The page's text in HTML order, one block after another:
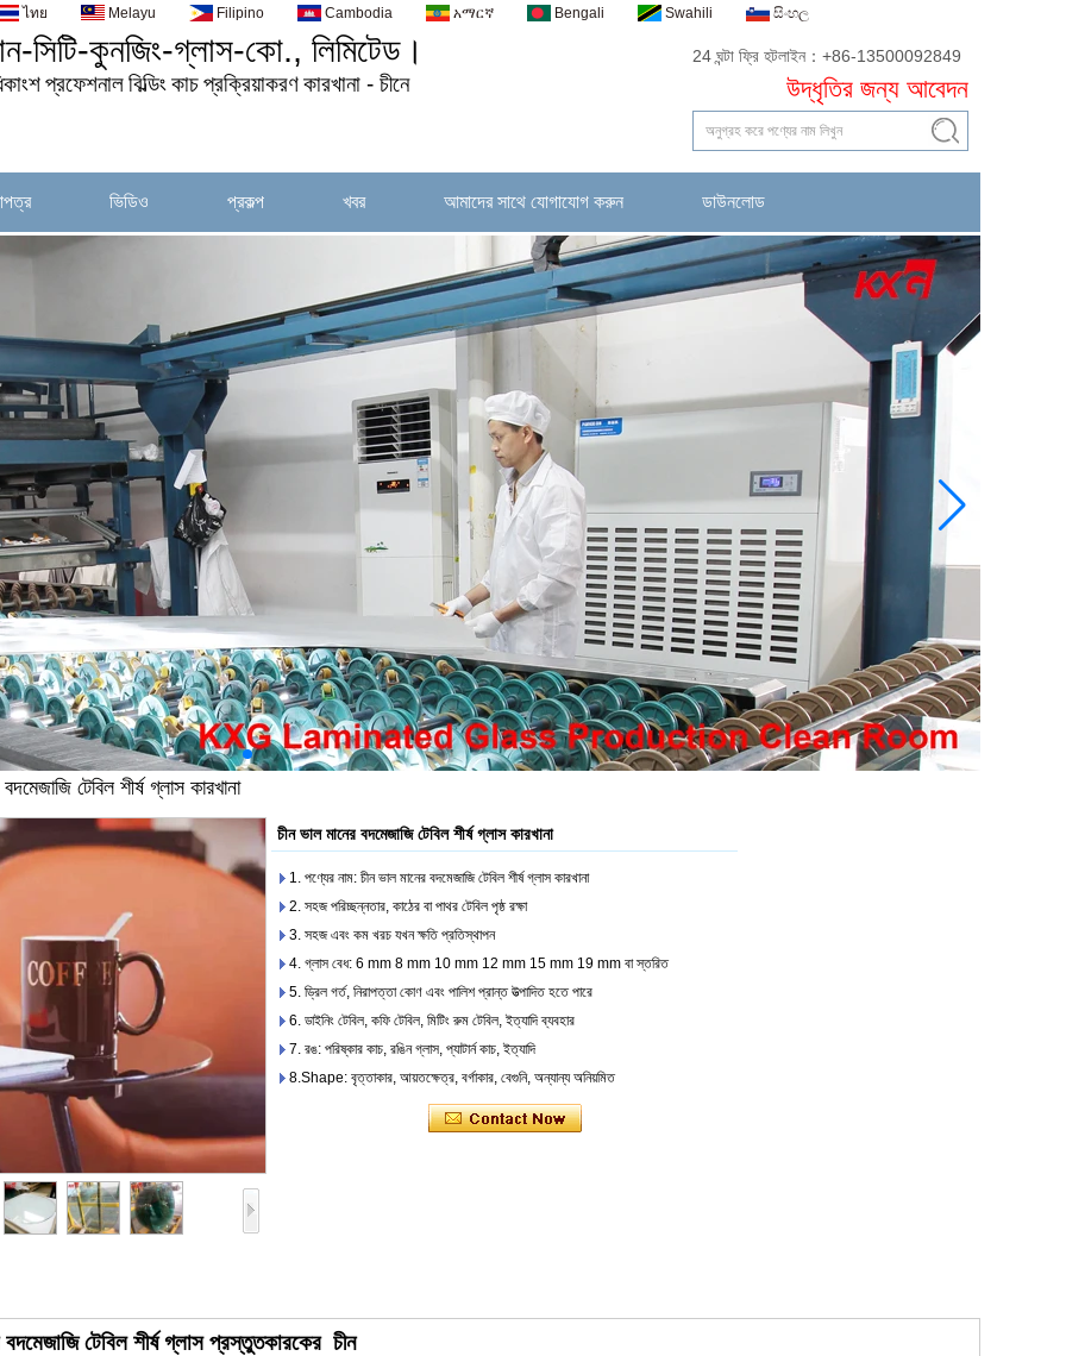
ไทย Melayu Filipino Cambodia አማርኛ Bengali Swahili සිංහල
সিটি-কুনজিং-গ্লাস-কো., লিমিটেড।
প্রফেশনাল বিল্ডিং কাচ প্রক্রিয়াকরণ কারখানা - চীনে
24 ঘন্টা ফ্রি হটলাইন：+86-13500092849
উদ্ধৃতির জন্য আবেদন
ভিডিও প্রকল্প খবর আমাদের সাথে যোগাযোগ করুন ডাউনলোড
টেবিল শীর্ষ গ্লাস কারখানা
চীন ভাল মানের বদমেজাজি টেবিল শীর্ষ গ্লাস কারখানা
1. পণ্যের নাম: চীন ভাল মানের বদমেজাজি টেবিল শীর্ষ গ্লাস কারখানা
2. সহজ পরিচ্ছন্নতার, কাঠের বা পাথর টেবিল পৃষ্ঠ রক্ষা
3. সহজ এবং কম খরচ যখন ক্ষতি প্রতিস্থাপন
4. গ্লাস বেধ: 6 mm 8 mm 10 mm 12 mm 15 mm 19 mm বা স্তরিত
5. ড্রিল গর্ত, নিরাপত্তা কোণ এবং পালিশ প্রান্ত উত্পাদিত হতে পারে
6. ডাইনিং টেবিল, কফি টেবিল, মিটিং রুম টেবিল, ইত্যাদি ব্যবহার
7. রঙ: পরিষ্কার কাচ, রঙিন গ্লাস, প্যাটার্ন কাচ, ইত্যাদি
8.Shape: বৃত্তাকার, আয়তক্ষেত্র, বর্গাকার, বেগুনি, অন্যান্য অনিয়মিত
বদমেজাজি টেবিল শীর্ষ গ্লাস প্রস্তুতকারকেরচীন